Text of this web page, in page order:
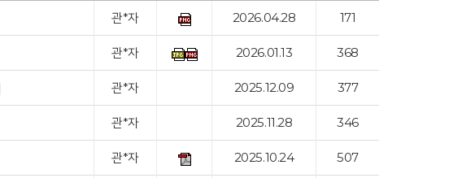
관*자 2026.04.28 171
관*자 2026.01.13 368
관*자 2025.12.09 377
관*자 2025.11.28 346
관*자 2025.10.24 507